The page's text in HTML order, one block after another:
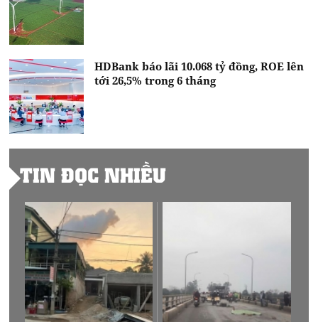
HDBank báo lãi 10.068 tỷ đồng, ROE lên
tới 26,5% trong 6 tháng
TIN ĐỌC NHIỀU